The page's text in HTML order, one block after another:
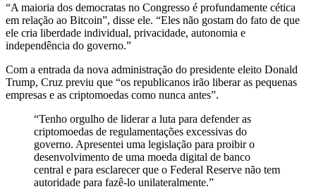
“A maioria dos democratas no Congresso é profundamente cética
em relação ao Bitcoin”, disse ele. “Eles não gostam do fato de que
ele cria liberdade individual, privacidade, autonomia e
independência do governo.”
Com a entrada da nova administração do presidente eleito Donald
Trump, Cruz previu que “os republicanos irão liberar as pequenas
empresas e as criptomoedas como nunca antes”.
“Tenho orgulho de liderar a luta para defender as
criptomoedas de regulamentações excessivas do
governo. Apresentei uma legislação para proibir o
desenvolvimento de uma moeda digital de banco
central e para esclarecer que o Federal Reserve não tem
autoridade para fazê-lo unilateralmente.”